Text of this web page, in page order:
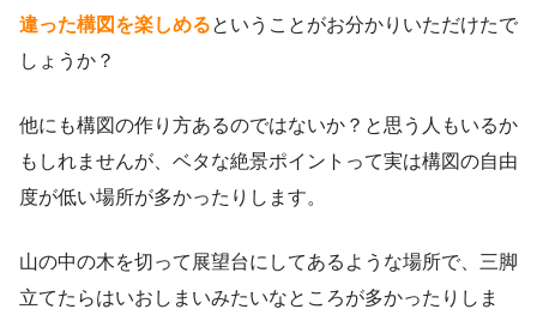
違った構図を楽しめるということがお分かりいただけたで
しょうか？
他にも構図の作り方あるのではないか？と思う人もいるか
もしれませんが、ベタな絶景ポイントって実は構図の自由
度が低い場所が多かったりします。
山の中の木を切って展望台にしてあるような場所で、三脚
立てたらはいおしまいみたいなところが多かったりしま